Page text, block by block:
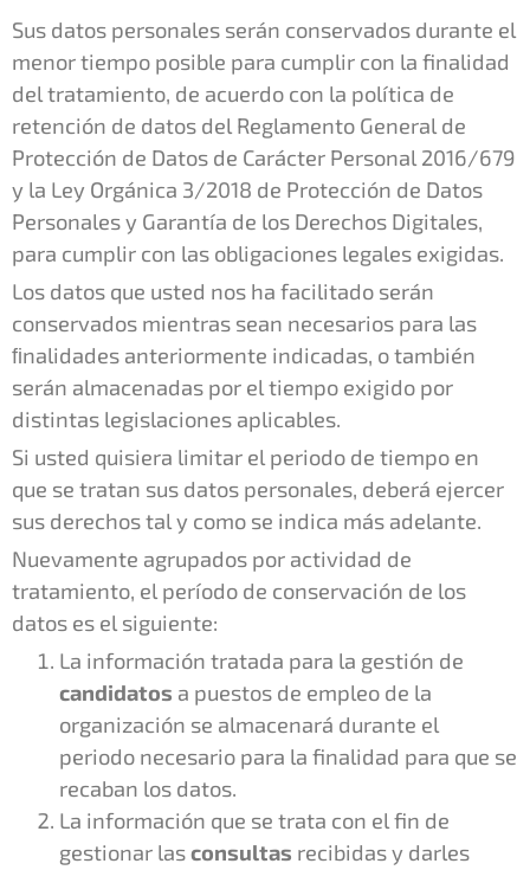
Sus datos personales serán conservados durante el
menor tiempo posible para cumplir con la finalidad
del tratamiento, de acuerdo con la política de
retención de datos del Reglamento General de
Protección de Datos de Carácter Personal 2016/679
y la Ley Orgánica 3/2018 de Protección de Datos
Personales y Garantía de los Derechos Digitales,
para cumplir con las obligaciones legales exigidas.
Los datos que usted nos ha facilitado serán
conservados mientras sean necesarios para las
ﬁnalidades anteriormente indicadas, o también
serán almacenadas por el tiempo exigido por
distintas legislaciones aplicables.
Si usted quisiera limitar el periodo de tiempo en
que se tratan sus datos personales, deberá ejercer
sus derechos tal y como se indica más adelante.
Nuevamente agrupados por actividad de
tratamiento, el período de conservación de los
datos es el siguiente:
La información tratada para la gestión de
candidatos a puestos de empleo de la
organización se almacenará durante el
periodo necesario para la finalidad para que se
recaban los datos.
La información que se trata con el fin de
gestionar lasconsultas recibidas y darles